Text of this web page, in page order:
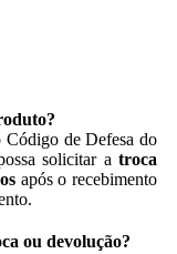
de Defesa do
solicitar a troca
após o recebimento
ou devolução?